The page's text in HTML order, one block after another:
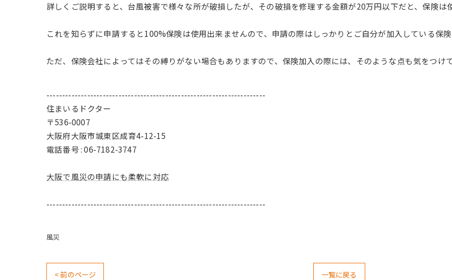
詳しくご説明すると、台風被害で様々な所が破損したが、その破損を修理する金額が20万円以下だと、保険は
これを知らずに申請すると100%保険は使用出来ませんので、申請の際はしっかりとご自分が加入している保
ただ、保険会社によってはその縛りがない場合もありますので、保険加入の際には、そのような点も気をつけ
----------------------------------------------------------------------
住まいるドクター
〒536-0007
大阪府大阪市城東区成育4-12-15
電話番号 : 06-7182-3747
大阪で風災の申請にも柔軟に対応
----------------------------------------------------------------------
風災
< 前のページ 一覧に戻る